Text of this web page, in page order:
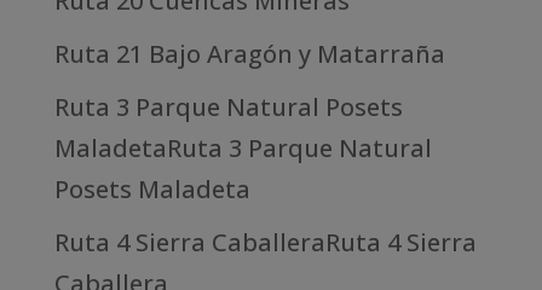
Ruta 21 Bajo Aragón y Matarraña
Ruta 3 Parque Natural Posets
MaladetaRuta 3 Parque Natural
Posets Maladeta
Ruta 4 Sierra CaballeraRuta 4 Sierra
Caballera